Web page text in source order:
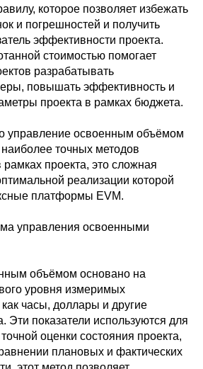
которое позволяет избежать
и погрешностей и получить
эффективности проекта.
стоимостью помогает
разрабатывать
повышать эффективность и
проекта в рамках бюджета.
управление освоенным объёмом
точных методов
рамках проекта, это сложная
реализации которой
платформы EVM.
управления освоенными
объёмом основано на
уровня измеримых
как часы, доллары и другие
Эти показатели используются для
оценки состояния проекта,
плановых и фактических